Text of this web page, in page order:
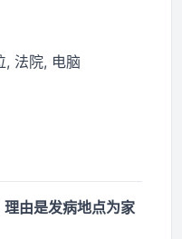
, 法院, 电脑
由是发病地点为家